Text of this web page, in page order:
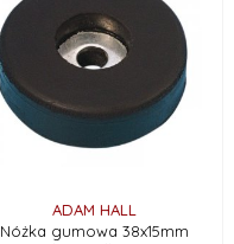
ADAM HALL
Nóżka gumowa 38x15mm